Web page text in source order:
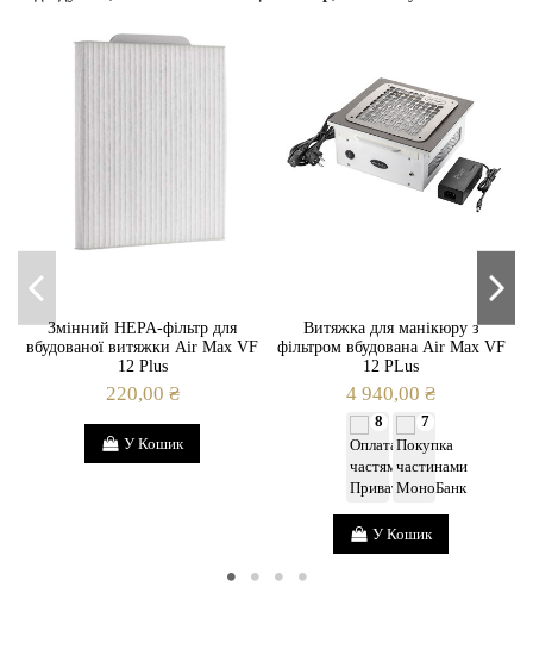
Змінний HEPA-фільтр для
вбудованої витяжки Air Max VF
12 Plus
220,00 ₴
У Кошик
Витяжка для манікюру з
фільтром вбудована Air Max VF
12 PLus
4 940,00 ₴
8 7
У Кошик